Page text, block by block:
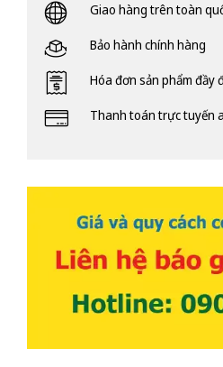
Giao hàng trên toàn
Bảo hành chính hàng
Hóa đơn sản phẩm đầy
Thanh toán trực tuyến